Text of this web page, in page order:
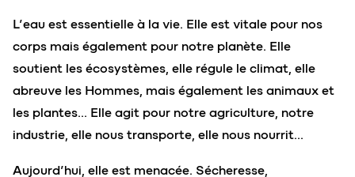
L’eau est essentielle à la vie. Elle est vitale pour nos
corps mais également pour notre planète. Elle
soutient les écosystèmes, elle régule le climat, elle
abreuve les Hommes, mais également les animaux et
les plantes… Elle agit pour notre agriculture, notre
industrie, elle nous transporte, elle nous nourrit…
Aujourd’hui, elle est menacée. Sécheresse,